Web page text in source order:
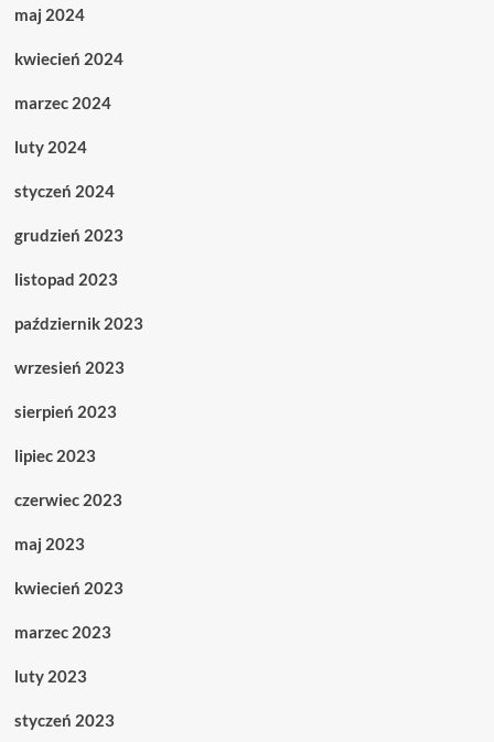
maj 2024
kwiecień 2024
marzec 2024
luty 2024
styczeń 2024
grudzień 2023
listopad 2023
październik 2023
wrzesień 2023
sierpień 2023
lipiec 2023
czerwiec 2023
maj 2023
kwiecień 2023
marzec 2023
luty 2023
styczeń 2023